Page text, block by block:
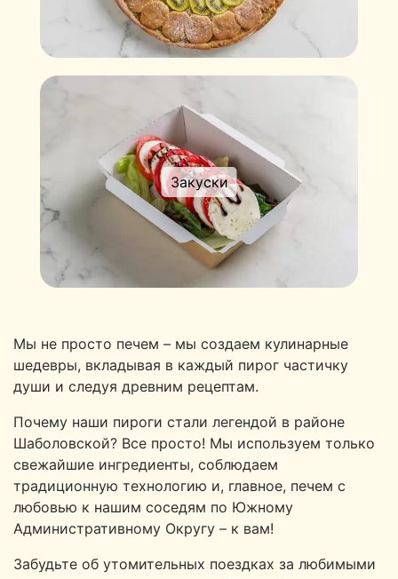
Закуски
Мы не просто печем – мы создаем кулинарные
шедевры, вкладывая в каждый пирог частичку
души и следуя древним рецептам.
Почему наши пироги стали легендой в районе
Шаболовской? Все просто! Мы используем только
свежайшие ингредиенты, соблюдаем
традиционную технологию и, главное, печем с
любовью к нашим соседям по Южному
Административному Округу – к вам!
Забудьте об утомительных поездках за любимыми